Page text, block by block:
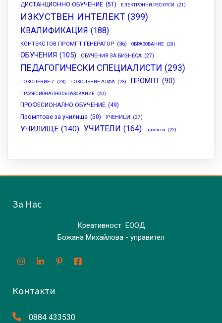
ДИСТАНЦИОННО ОБУЧЕНИЕ (51) ЕЛЕКТРОННИ РЕСУРСИ (21)
ИЗКУСТВЕН ИНТЕЛЕКТ (399)
КВАЛИФИКАЦИЯ (188)
КОНТЕКСТОВ ПРОМПТ ГЕНЕРАТОР (36) ОБРАЗОВАНИЕ (20)
ОБУЧЕНИЯ (105) ОБУЧЕНИЯ ЗА БИЗНЕСА (27)
ПЕДАГОГИЧЕСКИ СПЕЦИАЛИСТИ (293)
ПОКОЛЕНИЕ Z (23) ПОКОЛЕНИЕ АЛФА (23) ПРОМПТ (90)
ПРОФЕСИОНАЛНО ОБРАЗОВАНИЕ (20)
ПРОФЕСИОНАЛНО ОБУЧЕНИЕ (49)
Промптове за училище (50) УЧЕНИЦИ (27)
УЧИЛИЩЕ (140) УЧИТЕЛИ (164) проекти (22)
За Нас
Креативност ЕООД.
Божана Михайлова - управител
Контакти
0884 433530